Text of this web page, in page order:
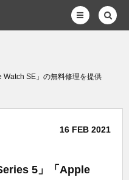
SE」の無料修理を提供
16 FEB 2021
5」「Apple